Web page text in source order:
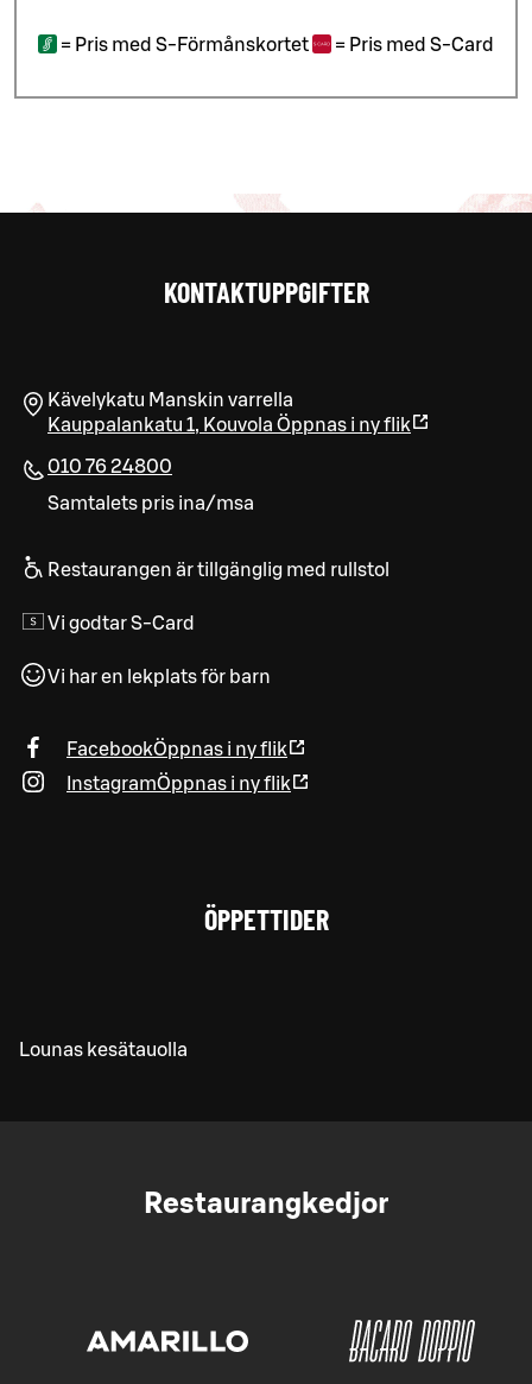
= Pris med S-Förmånskortet = Pris med S-Card
KONTAKTUPPGIFTER
Kävelykatu Manskin varrella
Kauppalankatu 1, Kouvola Öppnas i ny flik
010 76 24800
Samtalets pris ina/msa
Restaurangen är tillgänglig med rullstol
Vi godtar S-Card
Vi har en lekplats för barn
FacebookÖppnas i ny flik
InstagramÖppnas i ny flik
ÖPPETTIDER
Lounas kesätauolla
Restaurangkedjor